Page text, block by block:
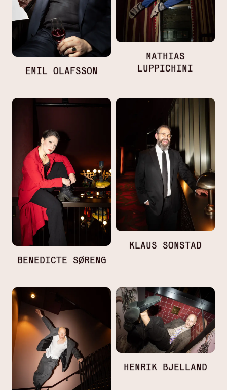
EMIL OLAFSSON
MATHIAS
LUPPICHINI
BENEDICTE SØRENG
KLAUS SONSTAD
HENRIK BJELLAND